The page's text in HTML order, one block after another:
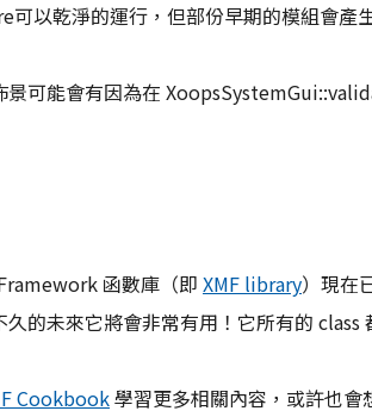
可以乾淨的運行，但部份早期的模組會產
景可能會有因為在
函數庫（即 XMF library）現在
的未來它將會非常有用！它所有的 class
Cookbook學習更多相關內容，或許也會